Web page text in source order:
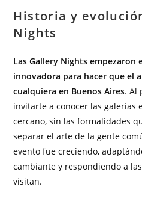
Historia y
Nights
Las Gallery Nights empezaron
innovadora para hacer que el
cualquiera en Buenos Aires. Al
invitarte a conocer las galerías
cercano, sin las formalidades
separar el arte de la gente
evento fue creciendo,
cambiante y respondiendo a
visitan.